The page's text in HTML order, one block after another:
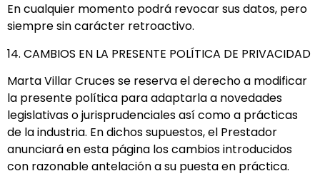
En cualquier momento podrá revocar sus datos, pero
siempre sin carácter retroactivo.
14. CAMBIOS EN LA PRESENTE POLÍTICA DE PRIVACIDAD
Marta Villar Cruces se reserva el derecho a modificar
la presente política para adaptarla a novedades
legislativas o jurisprudenciales así como a prácticas
de la industria. En dichos supuestos, el Prestador
anunciará en esta página los cambios introducidos
con razonable antelación a su puesta en práctica.